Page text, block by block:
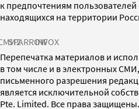
к предпочтениям пользователей
находящихся на территории
SPARROWINFOX
Перепечатка материалов и
в том числе и в электронных
письменного разрешения
является исключительной
Pte. Limited. Все права защищены.